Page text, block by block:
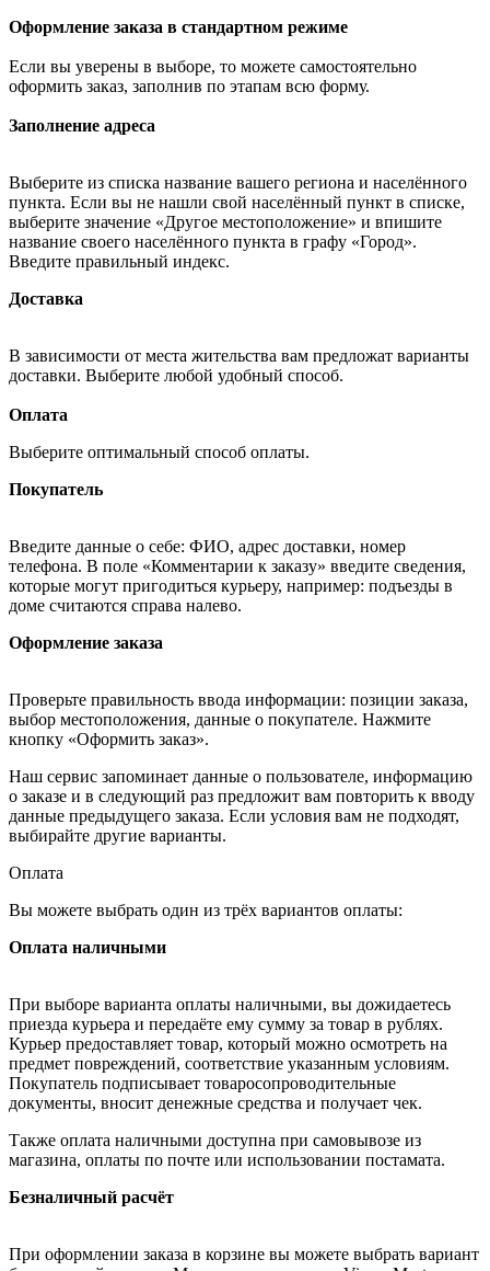
Оформление заказа в стандартном режиме
Если вы уверены в выборе, то можете самостоятельно
оформить заказ, заполнив по этапам всю форму.
Заполнение адреса
Выберите из списка название вашего региона и населённого
пункта. Если вы не нашли свой населённый пункт в списке,
выберите значение «Другое местоположение» и впишите
название своего населённого пункта в графу «Город».
Введите правильный индекс.
Доставка
В зависимости от места жительства вам предложат варианты
доставки. Выберите любой удобный способ.
Оплата
Выберите оптимальный способ оплаты.
Покупатель
Введите данные о себе: ФИО, адрес доставки, номер
телефона. В поле «Комментарии к заказу» введите сведения,
которые могут пригодиться курьеру, например: подъезды в
доме считаются справа налево.
Оформление заказа
Проверьте правильность ввода информации: позиции заказа,
выбор местоположения, данные о покупателе. Нажмите
кнопку «Оформить заказ».
Наш сервис запоминает данные о пользователе, информацию
о заказе и в следующий раз предложит вам повторить к вводу
данные предыдущего заказа. Если условия вам не подходят,
выбирайте другие варианты.
Оплата
Вы можете выбрать один из трёх вариантов оплаты:
Оплата наличными
При выборе варианта оплаты наличными, вы дожидаетесь
приезда курьера и передаёте ему сумму за товар в рублях.
Курьер предоставляет товар, который можно осмотреть на
предмет повреждений, соответствие указанным условиям.
Покупатель подписывает товаросопроводительные
документы, вносит денежные средства и получает чек.
Также оплата наличными доступна при самовывозе из
магазина, оплаты по почте или использовании постамата.
Безналичный расчёт
При оформлении заказа в корзине вы можете выбрать вариант